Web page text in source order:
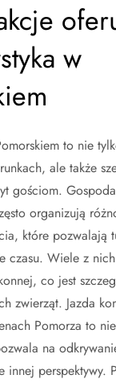
w
to nie
ale także
gościom.
organizują
które pozwalają
czasu. Wiele z
co jest
zwierząt. Jazda
Pomorza to
na
innej perspektywy.